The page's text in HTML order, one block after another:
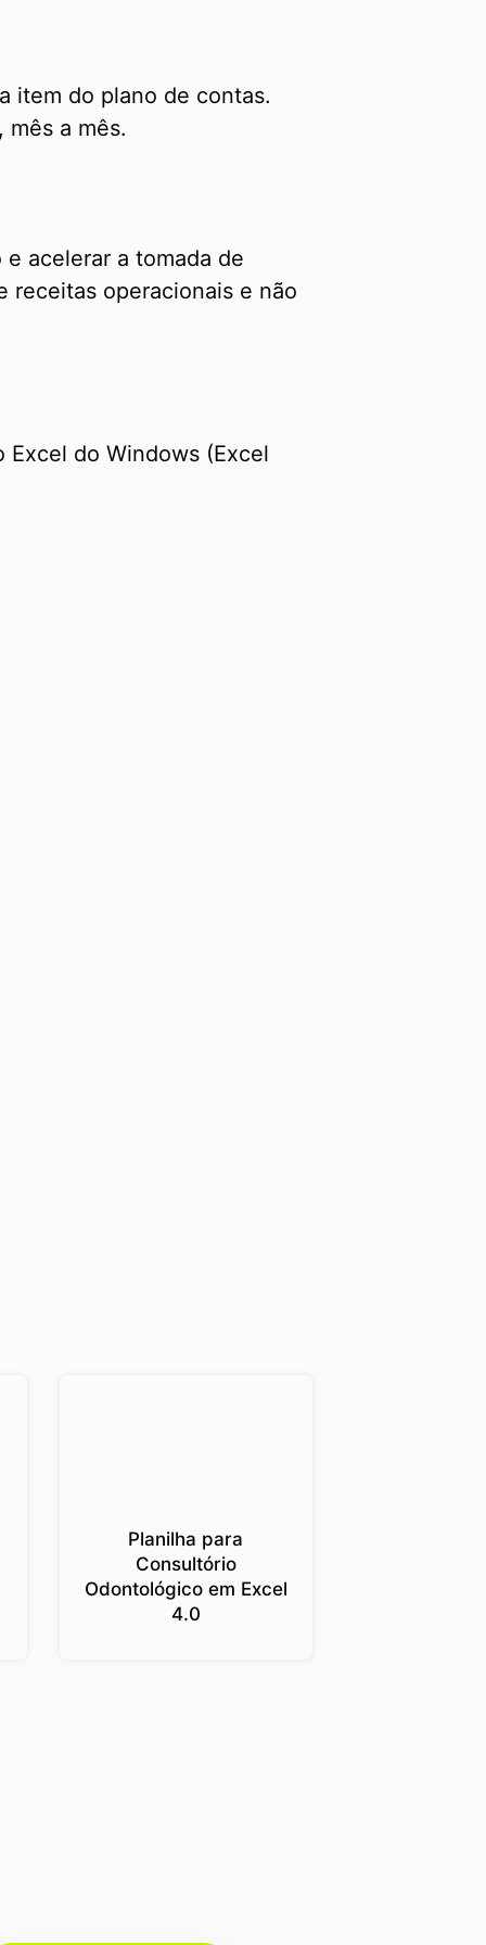
item do plano de contas.
a mês.
acelerar a tomada de
receitas operacionais e não
Excel do Windows (Excel
Planilha para
Consultório
Odontológico em Excel
4.0